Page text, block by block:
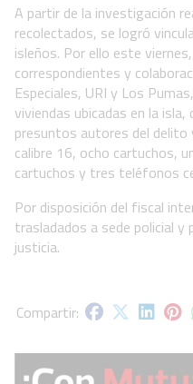
A partir de la investigación
recolectados, se logró
isleños. Por ello este
correspondientes y
Especiales, URI y Los
viviendas ubicadas en la
presuntos autores del
calibre 16, ocho cartuchos,
cartuchos y tres teléfonos
Por disposición del fiscal
trasladados a sede policial
justicia.